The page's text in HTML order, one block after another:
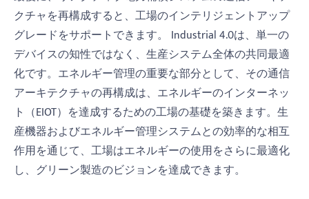
クチャを再構成すると、工場のインテリジェントアップ
グレードをサポートできます。 Industrial 4.0は、単一の
デバイスの知性ではなく、生産システム全体の共同最適
化です。エネルギー管理の重要な部分として、その通信
アーキテクチャの再構成は、エネルギーのインターネッ
ト（EIOT）を達成するための工場の基礎を築きます。生
産機器およびエネルギー管理システムとの効率的な相互
作用を通じて、工場はエネルギーの使用をさらに最適化
し、グリーン製造のビジョンを達成できます。